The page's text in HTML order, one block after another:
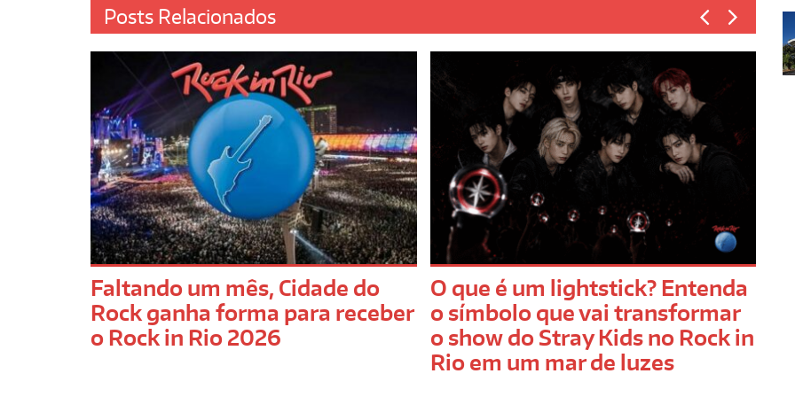
Posts Relacionados
Faltando um mês, Cidade do
Rock ganha forma para receber
o Rock in Rio 2026
O que é um lightstick? Entenda
o símbolo que vai transformar
o show do Stray Kids no Rock in
Rio em um mar de luzes